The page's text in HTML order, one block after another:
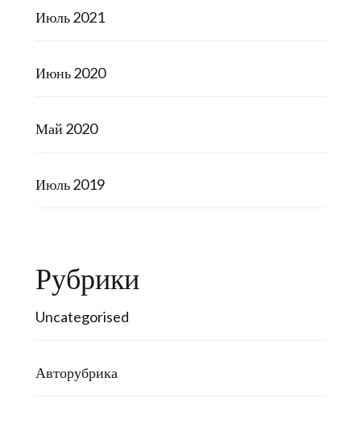
Июль 2021
Июнь 2020
Май 2020
Июль 2019
Рубрики
Uncategorised
Авторубрика